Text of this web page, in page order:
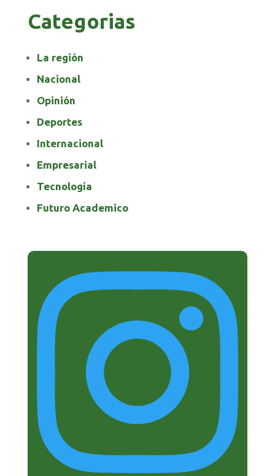
Categorias
La región
Nacional
Opinión
Deportes
Internacional
Empresarial
Tecnología
Futuro Academico